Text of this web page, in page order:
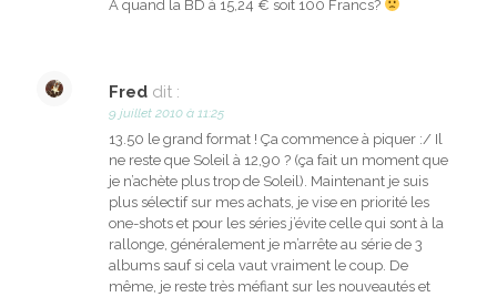
A quand la BD à 15,24 € soit 100 Francs?
Fred dit :
9 juillet 2010 à 11:25
13.50 le grand format ! Ça commence à piquer :/ Il
ne reste que Soleil à 12,90 ? (ça fait un moment que
je n’achète plus trop de Soleil). Maintenant je suis
plus sélectif sur mes achats, je vise en priorité les
one-shots et pour les séries j’évite celle qui sont à la
rallonge, généralement je m’arrête au série de 3
albums sauf si cela vaut vraiment le coup. De
même, je reste très méfiant sur les nouveautés et